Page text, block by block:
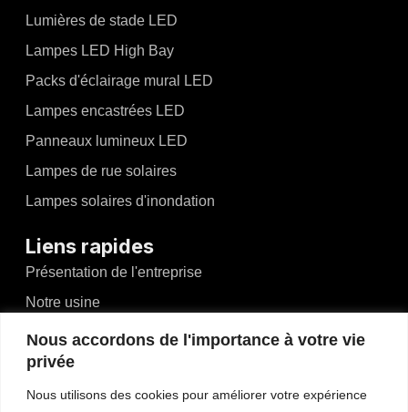
Nous accordons de l'importance à votre vie
privée
Nous utilisons des cookies pour améliorer votre expérience
Lumières de stade LED
Lampes LED High Bay
Packs d'éclairage mural LED
Lampes encastrées LED
Panneaux lumineux LED
Lampes de rue solaires
Lampes solaires d'inondation
Liens rapides
Présentation de l'entreprise
Notre usine
Nouvelles et événements
Vidéos
Blogs